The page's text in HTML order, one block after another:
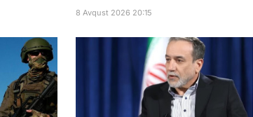
8 Avqust 2026 20:15